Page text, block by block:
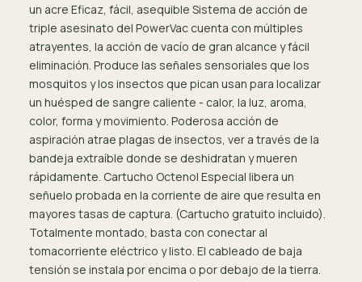
un acre Eficaz, fácil, asequible Sistema de acción de
triple asesinato del PowerVac cuenta con múltiples
atrayentes, la acción de vacío de gran alcance y fácil
eliminación. Produce las señales sensoriales que los
mosquitos y los insectos que pican usan para localizar
un huésped de sangre caliente - calor, la luz, aroma,
color, forma y movimiento. Poderosa acción de
aspiración atrae plagas de insectos, ver a través de la
bandeja extraíble donde se deshidratan y mueren
rápidamente. Cartucho Octenol Especial libera un
señuelo probada en la corriente de aire que resulta en
mayores tasas de captura. (Cartucho gratuito incluido).
Totalmente montado, basta con conectar al
tomacorriente eléctrico y listo. El cableado de baja
tensión se instala por encima o por debajo de la tierra.